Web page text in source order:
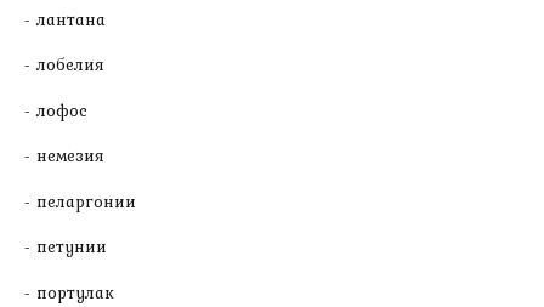
лантана
лобелия
лофос
немезия
пеларгонии
петунии
портулак